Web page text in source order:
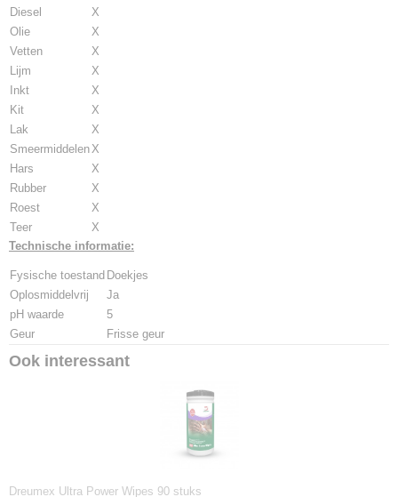
Diesel
X
Olie
X
Vetten
X
Lijm
X
Inkt
X
Kit
X
Lak
X
SmeermiddelenX
Hars
X
Rubber
X
Roest
X
Teer
X
Technische informatie:
Fysische toestand Doekjes
Oplosmiddelvrij
Ja
pH waarde
5
Geur
Frisse geur
Ook interessant
Dreumex Ultra Power Wipes 90 stuks